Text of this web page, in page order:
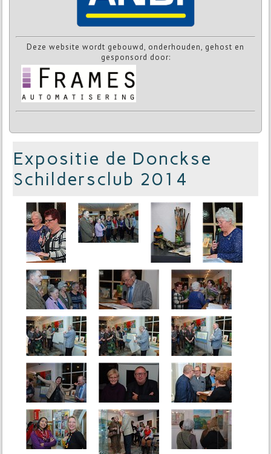
Deze website wordt gebouwd, onderhouden, gehost en
gesponsord door:
Expositie de Donckse
Schildersclub 2014